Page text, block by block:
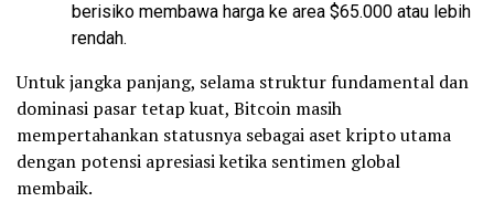
berisiko membawa harga ke area $65.000 atau lebih
rendah.
Untuk jangka panjang, selama struktur fundamental dan
dominasi pasar tetap kuat, Bitcoin masih
mempertahankan statusnya sebagai aset kripto utama
dengan potensi apresiasi ketika sentimen global
membaik.